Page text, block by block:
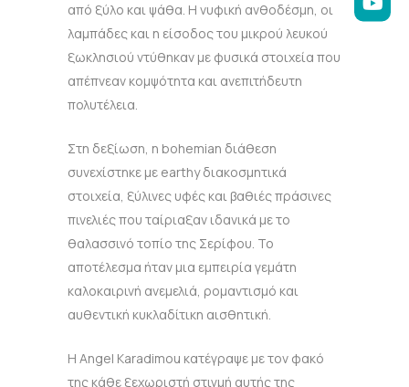
από ξύλο και ψάθα. Η νυφική ανθοδέσμη, οι
λαμπάδες και η είσοδος του μικρού λευκού
ξωκλησιού ντύθηκαν με φυσικά στοιχεία που
απέπνεαν κομψότητα και ανεπιτήδευτη
πολυτέλεια.
Στη δεξίωση, η bohemian διάθεση
συνεχίστηκε με earthy διακοσμητικά
στοιχεία, ξύλινες υφές και βαθιές πράσινες
πινελιές που ταίριαξαν ιδανικά με το
θαλασσινό τοπίο της Σερίφου. Το
αποτέλεσμα ήταν μια εμπειρία γεμάτη
καλοκαιρινή ανεμελιά, ρομαντισμό και
αυθεντική κυκλαδίτικη αισθητική.
Η Angel Karadimou κατέγραψε με τον φακό
της κάθε ξεχωριστή στιγμή αυτής της